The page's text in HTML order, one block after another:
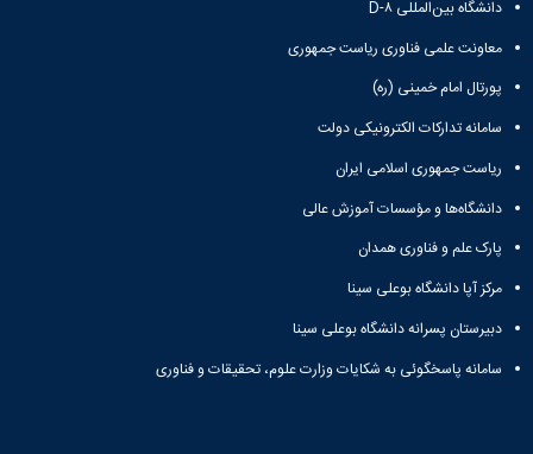
دانشگاه بین‌المللی D-۸
معاونت علمی فناوری ریاست جمهوری
پورتال امام خمینی (ره)
سامانه تدارکات الکترونیکی دولت
ریاست جمهوری اسلامی ایران
دانشگاه‌ها و مؤسسات آموزش عالی
پارک علم و فناوری همدان
مرکز آپا دانشگاه بوعلی سینا
دبیرستان پسرانه دانشگاه بوعلی سینا
سامانه پاسخگوئی به شکایات وزارت علوم، تحقیقات و فناوری